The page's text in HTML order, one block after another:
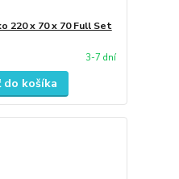
220 x 70 x 70 Full Set
3-7 dní
do košíka